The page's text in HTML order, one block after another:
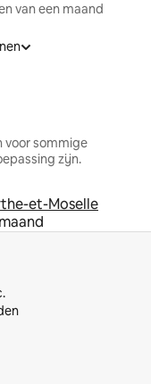
van een maand
voor sommige
zijn.
et-Moselle